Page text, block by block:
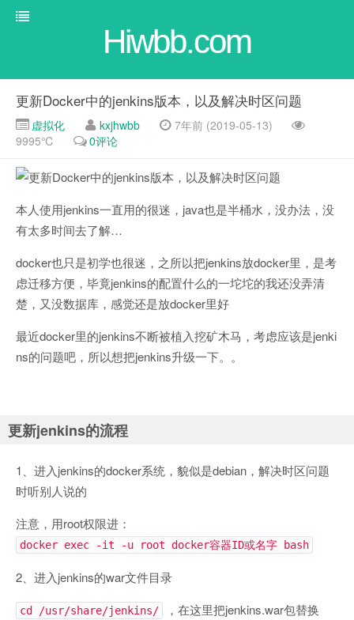
Hiwbb.com
更新Docker中的jenkins版本，以及解决时区问题
虚拟化 kxjhwbb
7年前 (2019-05-13)
9995℃
0评论
本人使用jenkins一直用的很迷，java也是半桶水，没办法，没
有太多时间去了解…
docker也只是初学也很迷，之所以把jenkins放docker里，是考
虑迁移方便，毕竟jenkins的配置什么的一坨坨的我还没弄清
楚，又没数据库，感觉还是放docker里好
最近docker里的jenkins不断被植入挖矿木马，考虑应该是jenki
ns的问题吧，所以想把jenkins升级一下。。
更新jenkins的流程
1、进入jenkins的docker系统，貌似是debian，解决时区问题
时听别人说的
注意，用root权限进：
docker exec -it -u root docker容器ID或名字 bash
2、进入jenkins的war文件目录
cd /usr/share/jenkins/
，在这里把jenkins.war包替换